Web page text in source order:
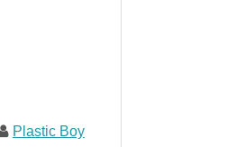
Plastic Boy